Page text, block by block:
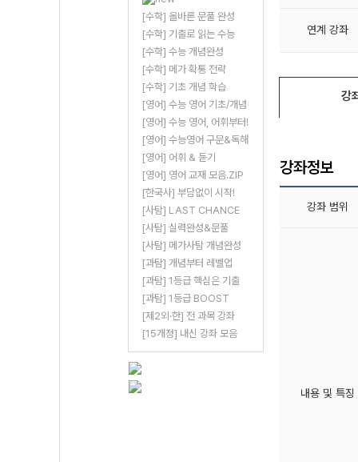
[수학] 올바른 문풀 완성
[수학] 기출로 읽는 수능
[수학] 수능 개념완성
[수학] 메가 확통 전략
[수학] 기초 개념 학습
[영어] 수능 영어 기초/개념
[영어] 수능 영어, 어휘부터!
[영어] 수능영어 구문&독해
[영어] 어휘 & 듣기
[영어] 영어 교재 모음.ZIP
[한국사] 부담없이 시작!
[사탐] LAST CHANCE
[사탐] 실력완성&문풀
[사탐] 메가사탐 개념완성
[과탐] 개념부터 레벨업
[과탐] 1등급 핵심은 기출
[과탐] 1등급 BOOST
[제2외·한] 전 과목 강좌
[15개정] 내신 강좌 모음
연계 강좌
강
강좌정보
강좌 범위
내용 및 특징